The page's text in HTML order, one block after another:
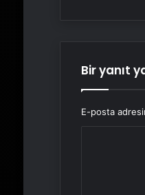
Bir yanıt
E-posta